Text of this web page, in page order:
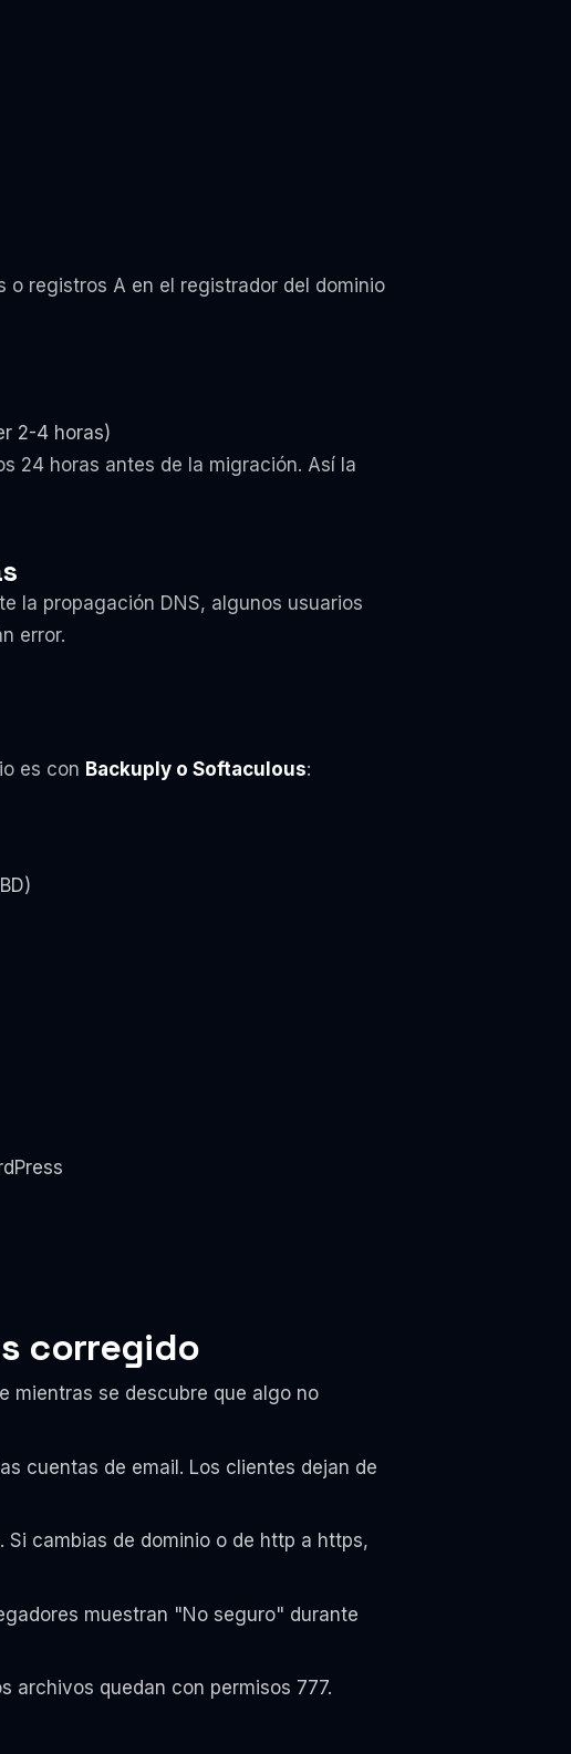
registros A en el registrador del dominio
2-4 horas)
24 horas antes de la migración. Así la
la propagación DNS, algunos usuarios
error.
es con Backuply o Softaculous:
corregido
mientras se descubre que algo no
cuentas de email. Los clientes dejan de
Si cambias de dominio o de http a https,
muestran "No seguro" durante
archivos quedan con permisos 777.